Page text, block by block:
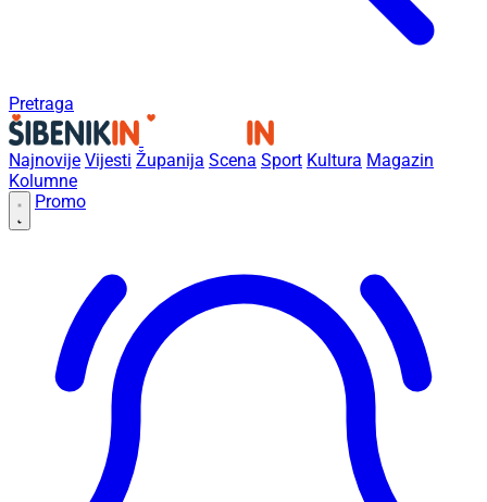
Pretraga
Najnovije Vijesti Županija Scena Sport Kultura Magazin
Kolumne
Promo